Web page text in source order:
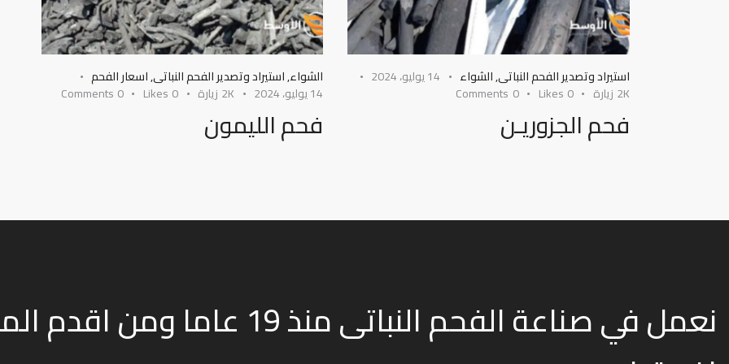
استيراد وتصدير الفحم النباتى,الشواء
14 يوليو، 2024
2K زيارة 0
Likes
0
Comments
فحم الجزوريـن
الشواء,استيراد وتصدير الفحم النباتى,اسعار الفحم
14 يوليو، 2024
2K زيارة 0
Likes
0
Comments
فحم الليمون
نعمل في صناعة الفحم النباتى منذ 19